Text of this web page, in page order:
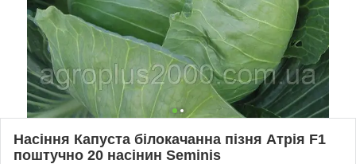
Насіння Капуста білокачанна пізня Атрія F1
поштучно 20 насінин Seminis